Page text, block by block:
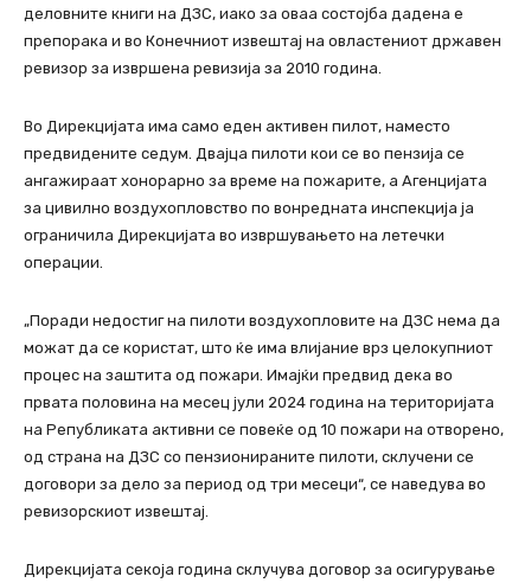
деловните книги на ДЗС, иако за оваа состојба дадена е
препорака и во Конечниот извештај на овластениот државен
ревизор за извршена ревизија за 2010 година.
Во Дирекцијата има само еден активен пилот, наместо
предвидените седум. Двајца пилоти кои се во пензија се
ангажираат хонорарно за време на пожарите, а Агенцијата
за цивилно воздухопловство по вонредната инспекција ја
ограничила Дирекцијата во извршувањето на летечки
операции.
„Поради недостиг на пилоти воздухопловите на ДЗС нема да
можат да се користат, што ќе има влијание врз целокупниот
процес на заштита од пожари. Имајќи предвид дека во
првата половина на месец јули 2024 година на територијата
на Републиката активни се повеќе од 10 пожари на отворено,
од страна на ДЗС со пензионираните пилоти, склучени се
договори за дело за период од три месеци“, се наведува во
ревизорскиот извештај.
Дирекцијата секоја година склучува договор за осигурување